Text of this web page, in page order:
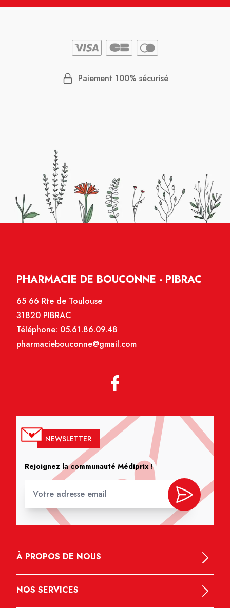
Paiement 100% sécurisé
PHARMACIE DE BOUCONNE - PIBRAC
65 66 Rte de Toulouse
31820 PIBRAC
Téléphone: 05.61.86.09.48
pharmaciebouconne@gmail.com
NEWSLETTER
Rejoignez la communauté Médiprix !
À PROPOS DE NOUS
NOS SERVICES